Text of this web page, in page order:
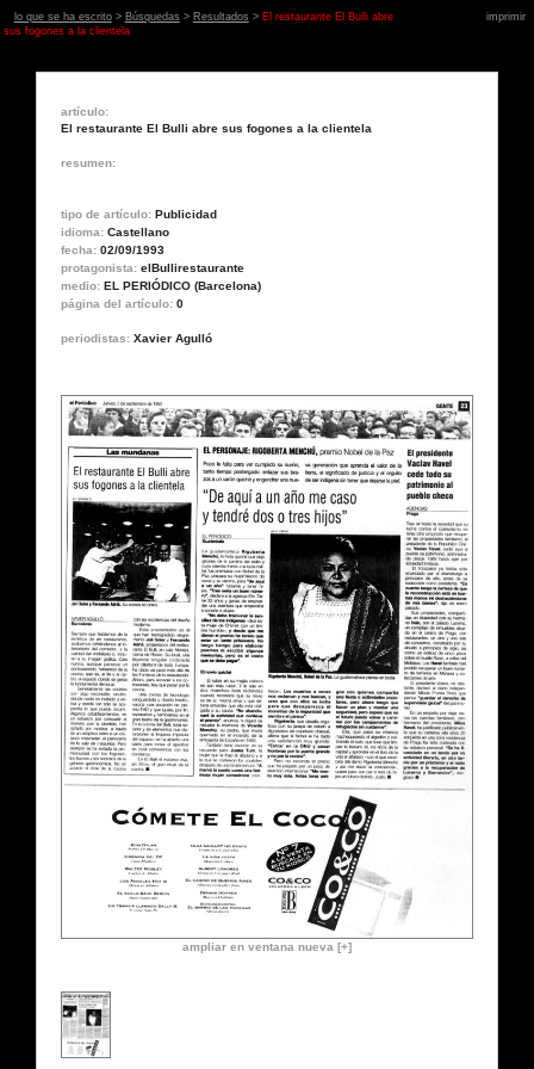
lo que se ha escrito> Búsquedas > Resultados > El restaurante El Bulli abre
sus fogones a la clientela
imprimir
artículo:
El restaurante El Bulli abre sus fogones a la clientela
resumen:
tipo de artículo: Publicidad
idioma: Castellano
fecha: 02/09/1993
protagonista: elBullirestaurante
medio: EL PERIÓDICO (Barcelona)
página del artículo: 0
periodistas: Xavier Agulló
ampliar en ventana nueva [+]